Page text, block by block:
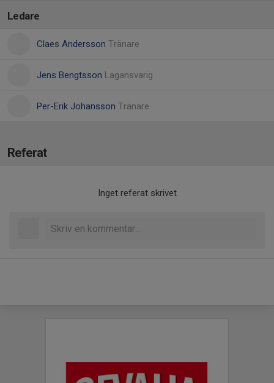
Ledare
Claes Andersson Tränare
Jens Bengtsson Lagansvarig
Per-Erik Johansson Tränare
Referat
Inget referat skrivet